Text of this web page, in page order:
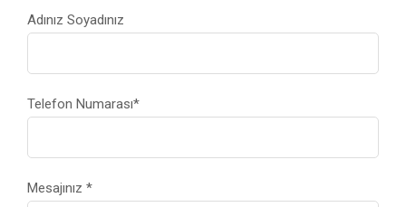
Adınız Soyadınız
Telefon Numarası*
Mesajınız *